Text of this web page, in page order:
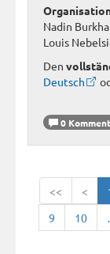
Nadin
Louis
Den
Deutsch
0
<< <
9
10